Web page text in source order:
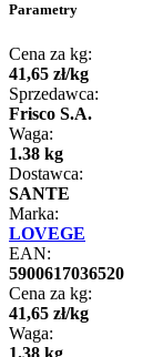
Parametry
Cena za kg:
41,65 zł/kg
Sprzedawca:
Frisco S.A.
Waga:
1.38 kg
Dostawca:
SANTE
Marka:
LOVEGE
EAN:
5900617036520
Cena za kg:
41,65 zł/kg
Waga:
1.38 kg